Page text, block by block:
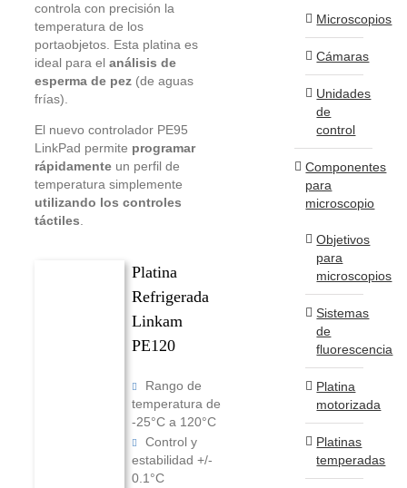
controla con precisión la
temperatura de los
portaobjetos. Esta platina es
ideal para el análisis de
esperma de pez (de aguas
frías).
El nuevo controlador PE95
LinkPad permite programar
rápidamente un perfil de
temperatura simplemente
utilizando los controles
táctiles
Platina
Refrigerada
Linkam
PE120
Rango de
temperatura de
-25°C a 120°C
Control y
estabilidad +/-
0.1°C
Microscopios
Cámaras
Unidades
de
control
Componentes
para
microscopio
Objetivos
para
microscopios
Sistemas
de
fluorescencia
Platina
motorizada
Platinas
temperadas